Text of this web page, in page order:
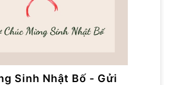
Sinh Nhật Bố - Gửi